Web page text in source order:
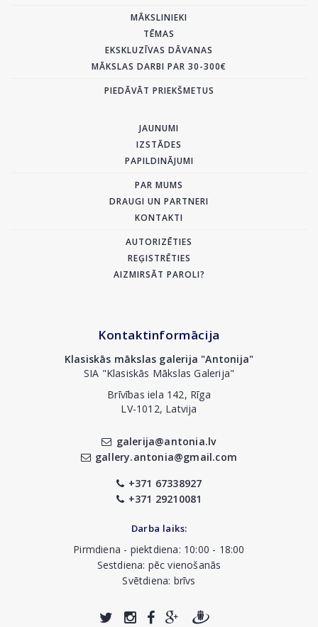
MĀKSLINIEKI
TĒMAS
EKSKLUZĪVAS DĀVANAS
MĀKSLAS DARBI PAR 30-300€
PIEDĀVĀT PRIEKŠMETUS
JAUNUMI
IZSTĀDES
PAPILDINĀJUMI
PAR MUMS
DRAUGI UN PARTNERI
KONTAKTI
AUTORIZĒTIES
REĢISTRĒTIES
AIZMIRSĀT PAROLI?
Kontaktinformācija
Klasiskās mākslas galerija "Antonija"
SIA "Klasiskās Mākslas Galerija"
Brīvības iela 142, Rīga
LV-1012, Latvija
galerija@antonia.lv
gallery.antonia@gmail.com
+371 67338927
+371 29210081
Darba laiks:
Pirmdiena - piektdiena: 10:00 - 18:00
Sestdiena: pēc vienošanās
Svētdiena: brīvs